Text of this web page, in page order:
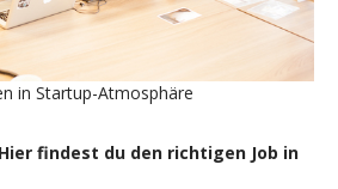
in Startup-Atmosphäre
findest du den richtigen Job in